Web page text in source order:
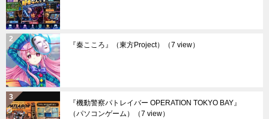
『秦こころ』（東方Project） （7 view）
『機動警察パトレイバー OPERATION TOKYO BAY』
（パソコンゲーム）
（7 view）